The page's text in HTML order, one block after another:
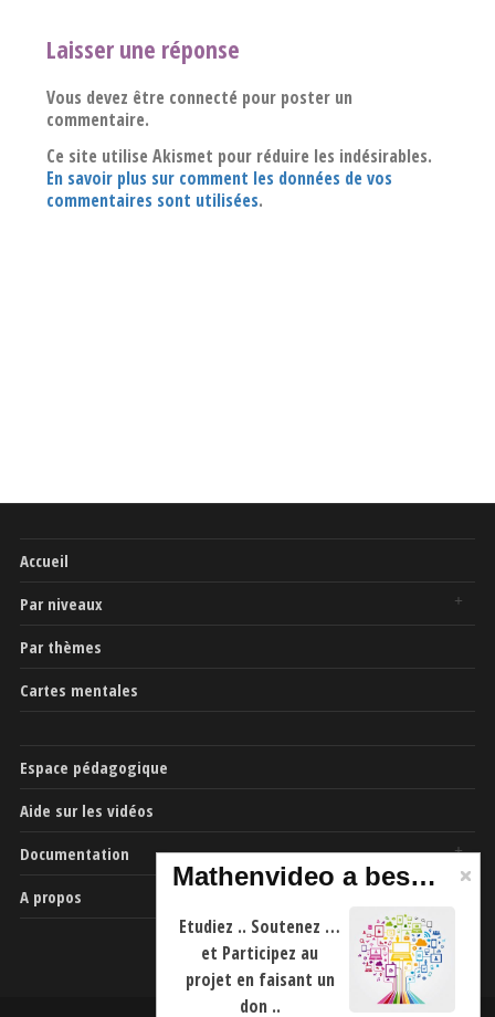
Laisser une réponse
Vous devez être connecté pour poster un
commentaire.
Ce site utilise Akismet pour réduire les indésirables.
En savoir plus sur comment les données de vos
commentaires sont utilisées.
Accueil
Par niveaux
Par thèmes
Cartes mentales
Espace pédagogique
Aide sur les vidéos
Documentation
A propos
Mathenvideo a besoin de vous
Etudiez .. Soutenez …
et Participez au
projet en faisant un
don ..